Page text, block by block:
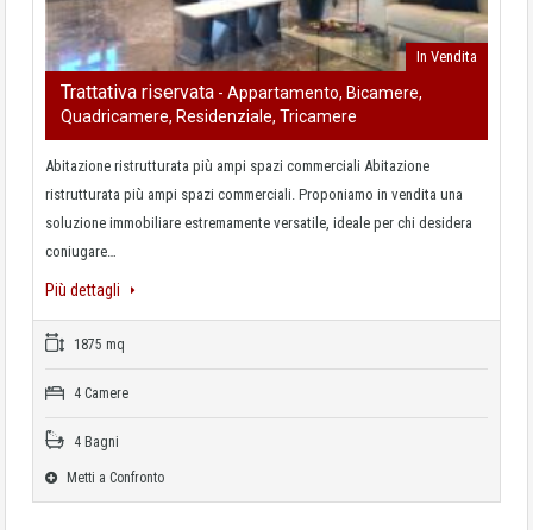
In Vendita
Trattativa riservata - Appartamento, Bicamere,
Quadricamere, Residenziale, Tricamere
Abitazione ristrutturata più ampi spazi commerciali Abitazione
ristrutturata più ampi spazi commerciali. Proponiamo in vendita una
soluzione immobiliare estremamente versatile, ideale per chi desidera
coniugare…
Più dettagli
1875 mq
4 Camere
4 Bagni
Metti a Confronto